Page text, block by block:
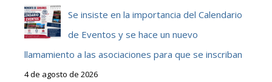
Se insiste en la importancia del Calendario
de Eventos y se hace un nuevo
llamamiento a las asociaciones para que se inscriban
4 de agosto de 2026